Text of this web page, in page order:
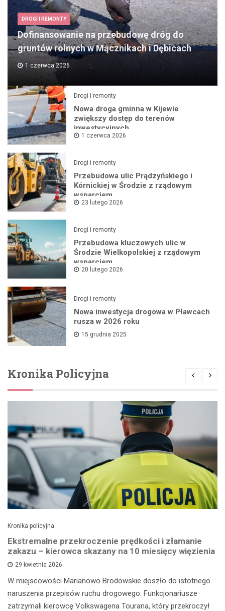
DROGI I REMONTY
Dofinansowanie na przebudowę dróg do
gruntów rolnych w Mącznikach i Dębicach
1 czerwca 2026
Drogi i remonty
Nowa droga gminna w Kijewie
zwiększy dostęp do terenów
inwestycyjnych
1 czerwca 2026
Drogi i remonty
Przebudowa ulic Prądzyńskiego i
Kórnickiej w Środzie z rządowym
wsparciem
23 lutego 2026
Drogi i remonty
Przebudowa kluczowych ulic w
Środzie Wielkopolskiej z rządowym
wsparciem
20 lutego 2026
Drogi i remonty
Nowa inwestycja drogowa w Pławcach
rusza w 2026 roku
15 grudnia 2025
Kronika Policyjna
Kronika policyjna
Ekstremalne przekroczenie prędkości i złamanie
zakazu – kierowca skazany na 10 miesięcy więzienia
29 kwietnia 2026
W miejscowości Marianowo Brodowskie doszło do istotnego
naruszenia przepisów ruchu drogowego. Funkcjonariusze
zatrzymali kierowcę Volkswagena Tourana, który przekroczył